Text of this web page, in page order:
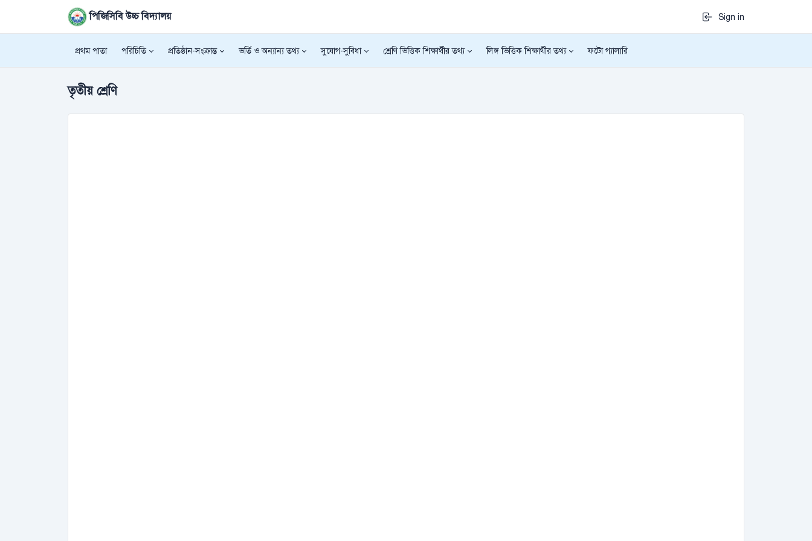
পিজিসিবি উচ্চ বিদ্যালয় Sign in
প্রথম পাতা পরিচিতি প্রতিষ্ঠান-সংক্রান্ত ভর্তি ও অন্যান্য তথ্য সুযোগ-সুবিধা শ্রেণি ভিত্তিক শিক্ষার্থীর তথ্য লিঙ্গ ভিত্তিক শিক্ষার্থীর তথ্য ফটো গ্যালারি
তৃতীয় শ্রেণি